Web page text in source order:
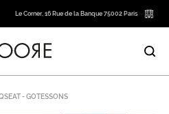
Le Corner, 16 Rue de la Banque 75002 Paris
- GOTESSONS